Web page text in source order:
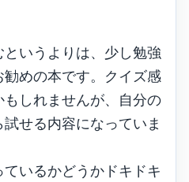
いうよりは、少し勉強
めの本です。クイズ感
しれませんが、自分の
せる内容になっていま
いるかどうかドキドキ